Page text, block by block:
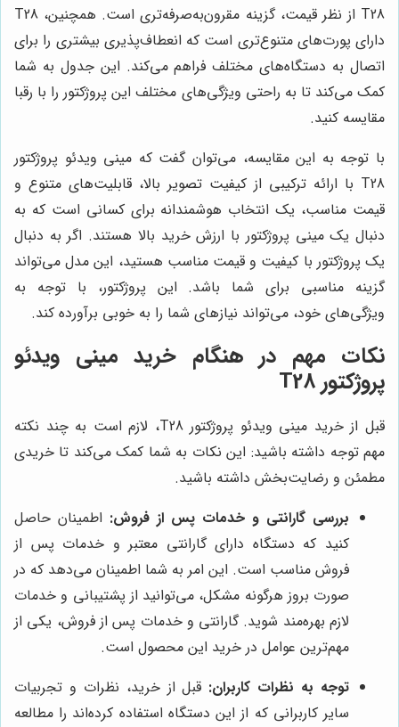
T28 از نظر قیمت، گزینه مقرون‌به‌صرفه‌تری است. همچنین، T28
دارای پورت‌های متنوع‌تری است که انعطاف‌پذیری بیشتری را برای
اتصال به دستگاه‌های مختلف فراهم می‌کند. این جدول به شما
کمک می‌کند تا به راحتی ویژگی‌های مختلف این پروژکتور را با رقبا
مقایسه کنید.
با توجه به این مقایسه، می‌توان گفت که مینی ویدئو پروژکتور
T28 با ارائه ترکیبی از کیفیت تصویر بالا، قابلیت‌های متنوع و
قیمت مناسب، یک انتخاب هوشمندانه برای کسانی است که به
دنبال یک مینی پروژکتور با ارزش خرید بالا هستند. اگر به دنبال
یک پروژکتور با کیفیت و قیمت مناسب هستید، این مدل می‌تواند
گزینه مناسبی برای شما باشد. این پروژکتور، با توجه به
ویژگی‌های خود، می‌تواند نیازهای شما را به خوبی برآورده کند.
نکات مهم در هنگام خرید مینی ویدئو
پروژکتور T28
قبل از خرید مینی ویدئو پروژکتور T28، لازم است به چند نکته
مهم توجه داشته باشید: این نکات به شما کمک می‌کند تا خریدی
مطمئن و رضایت‌بخش داشته باشید.
بررسی گارانتی و خدمات پس از فروش: اطمینان حاصل
کنید که دستگاه دارای گارانتی معتبر و خدمات پس از
فروش مناسب است. این امر به شما اطمینان می‌دهد که در
صورت بروز هرگونه مشکل، می‌توانید از پشتیبانی و خدمات
لازم بهره‌مند شوید. گارانتی و خدمات پس از فروش، یکی از
مهم‌ترین عوامل در خرید این محصول است.
توجه به نظرات کاربران: قبل از خرید، نظرات و تجربیات
سایر کاربرانی که از این دستگاه استفاده کرده‌اند را مطالعه